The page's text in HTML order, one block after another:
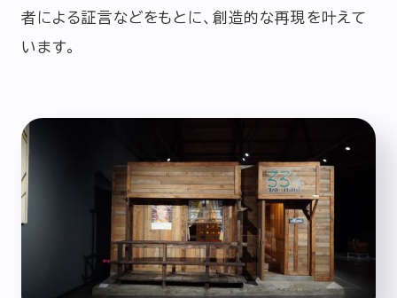
者による証言などをもとに、創造的な再現を叶えて
います。